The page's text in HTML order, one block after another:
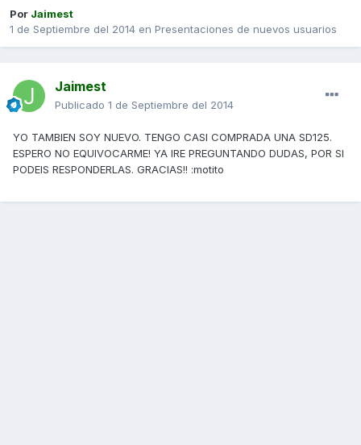
Por Jaimest
1 de Septiembre del 2014 en Presentaciones de nuevos usuarios
Jaimest
Publicado 1 de Septiembre del 2014
YO TAMBIEN SOY NUEVO. TENGO CASI COMPRADA UNA SD125.
ESPERO NO EQUIVOCARME! YA IRE PREGUNTANDO DUDAS, POR SI
PODEIS RESPONDERLAS. GRACIAS!! :motito